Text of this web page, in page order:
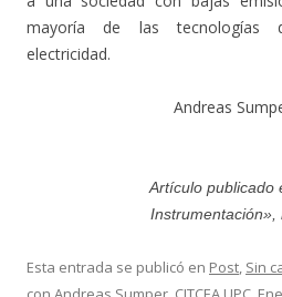
mayoría de las tecnologías
electricidad.
Andreas
Artículo publicado
Esta entrada se publicó en Post, Sin